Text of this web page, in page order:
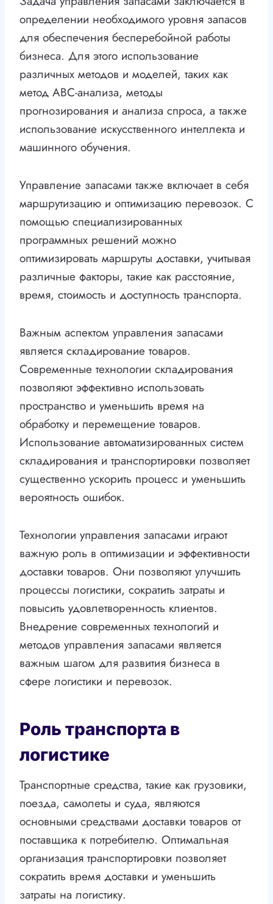
определении необходимого уровня запасов
для обеспечения бесперебойной работы
бизнеса. Для этого использование
различных методов и моделей, таких как
метод ABC-анализа, методы
прогнозирования и анализа спроса, а также
использование искусственного интеллекта и
машинного обучения.
Управление запасами также включает в себя
маршрутизацию и оптимизацию перевозок. С
помощью специализированных
программных решений можно
оптимизировать маршруты доставки, учитывая
различные факторы, такие как расстояние,
время, стоимость и доступность транспорта.
Важным аспектом управления запасами
является складирование товаров.
Современные технологии складирования
позволяют эффективно использовать
пространство и уменьшить время на
обработку и перемещение товаров.
Использование автоматизированных систем
складирования и транспортировки позволяет
существенно ускорить процесс и уменьшить
вероятность ошибок.
Технологии управления запасами играют
важную роль в оптимизации и эффективности
доставки товаров. Они позволяют улучшить
процессы логистики, сократить затраты и
повысить удовлетворенность клиентов.
Внедрение современных технологий и
методов управления запасами является
важным шагом для развития бизнеса в
сфере логистики и перевозок.
Роль транспорта в
логистике
Транспортные средства, такие как грузовики,
поезда, самолеты и суда, являются
основными средствами доставки товаров от
поставщика к потребителю. Оптимальная
организация транспортировки позволяет
сократить время доставки и уменьшить
затраты на логистику.